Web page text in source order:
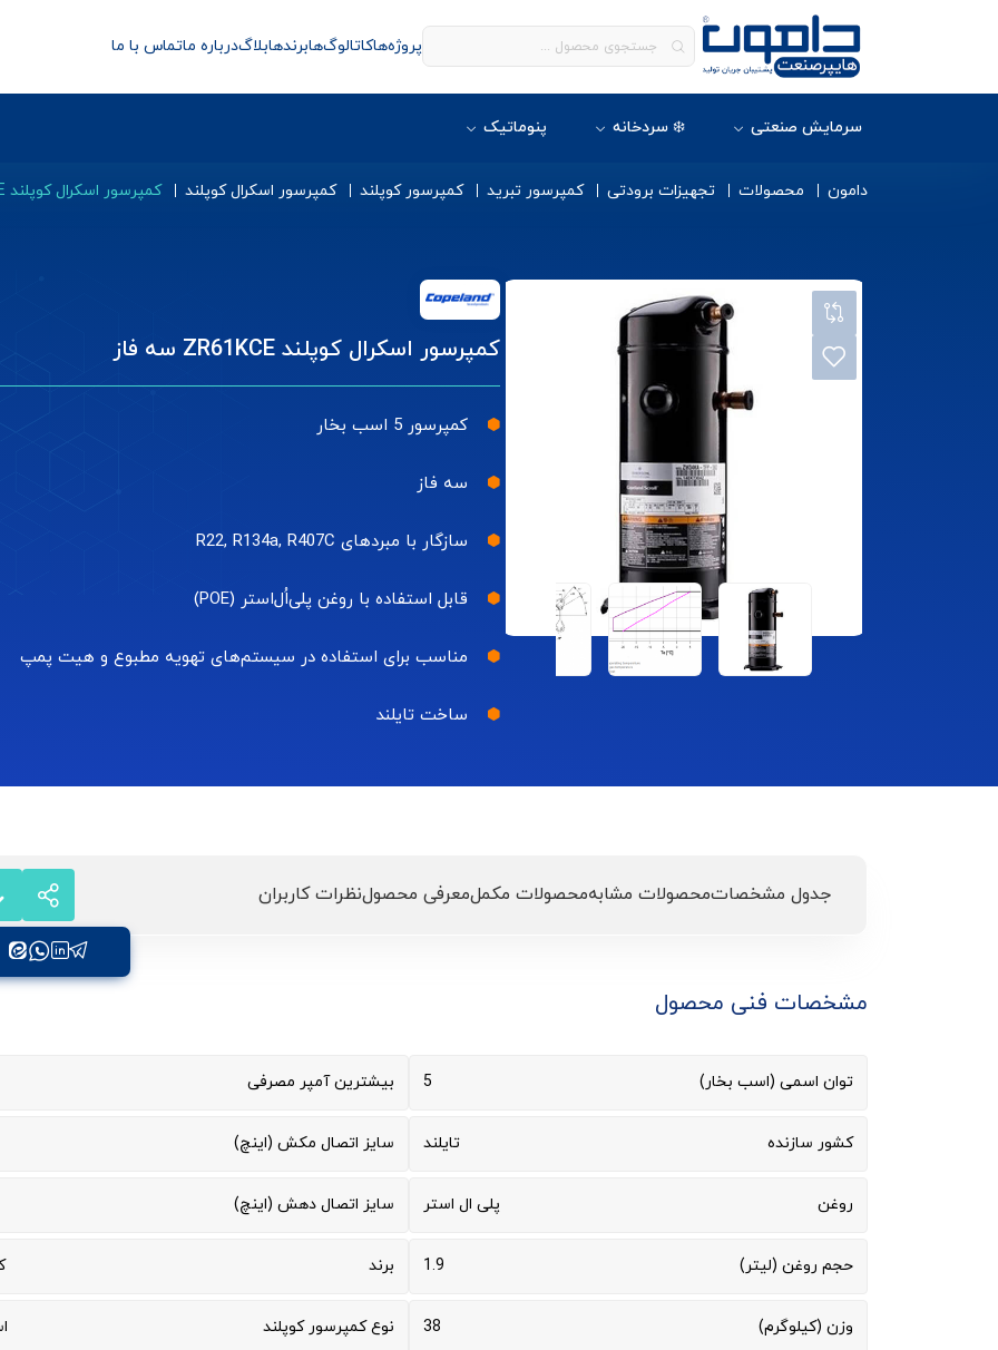
پروژه‌هاکاتالوگ‌هابرندهابلاگدرباره ماتماس با ما
سرمایش صنعتی ❄️ سردخانه پنوماتیک
دامون محصولات تجهیزات برودتی کمپرسور تبرید کمپرسور کوپلند کمپرسور اسکرال کوپلند کمپرسور اسکرال کوپلند ZR61KCE سه فاز
کمپرسور اسکرال کوپلند ZR61KCE سه فاز
کمپرسور 5 اسب بخار
سه فاز
سازگار با مبردهای R22, R134a, R407C
قابل استفاده با روغن پلی‌اُل‌استر (POE)
مناسب برای استفاده در سیستم‌های تهویه مطبوع و هیت پمپ
ساخت تایلند
جدول مشخصاتمحصولات مشابهمحصولات مکملمعرفی محصولنظرات کاربران
مشخصات فنی محصول
توان اسمی (اسب بخار) 5
کشور سازنده تایلند
روغن پلی ال استر
حجم روغن (لیتر) 1.9
وزن (کیلوگرم) 38
بیشترین آمپر مصرفی
سایز اتصال مکش (اینچ)
سایز اتصال دهش (اینچ)
برند
نوع کمپرسور کوپلند